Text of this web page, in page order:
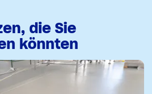
die Sie
könnten